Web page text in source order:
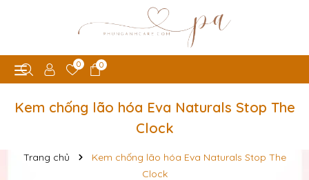
0 0
Kem chống lão hóa Eva Naturals Stop The
Clock
Trang chủ
Kem chống lão hóa Eva Naturals Stop The
Clock